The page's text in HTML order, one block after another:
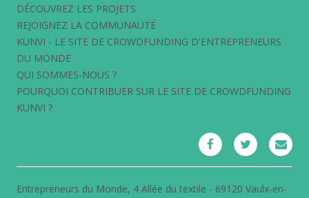
DÉCOUVREZ LES PROJETS
REJOIGNEZ LA COMMUNAUTÉ
KUNVI - LE SITE DE CROWDFUNDING D'ENTREPRENEURS
DU MONDE
QUI SOMMES-NOUS ?
POURQUOI CONTRIBUER SUR LE SITE DE CROWDFUNDING
KUNVI ?
Entrepreneurs du Monde, 4 Allée du textile - 69120 Vaulx-en-